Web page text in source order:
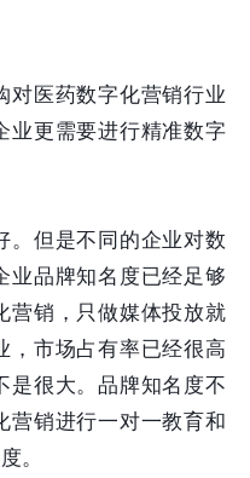
对医药数字化营销行业
业更需要进行精准数字
。但是不同的企业对数
业品牌知名度已经足够
营销，只做媒体投放就
，市场占有率已经很高
是很大。品牌知名度不
营销进行一对一教育和
。